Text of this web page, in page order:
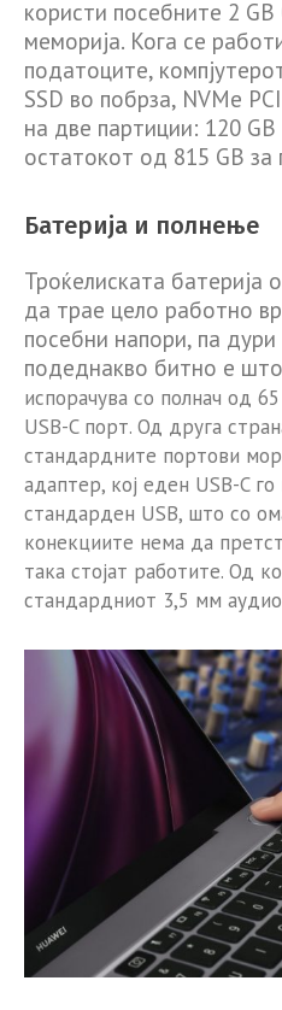
користи посебните 2
меморија. Кога се
податоците,
SSD во побрза, NVMe
на две партиции: 120
остатокот од 815 GB за
Батерија и полнење
Троќелиската батерија
да трае цело работно
посебни напори, па
подеднакво битно e
испорачува со полнач од
USB-C порт. Од друга
стандардните портови
адаптер, кој еден USB-C
стандарден USB, што со
конекциите нема да
така стојат работите. Од
стандардниот 3,5 мм